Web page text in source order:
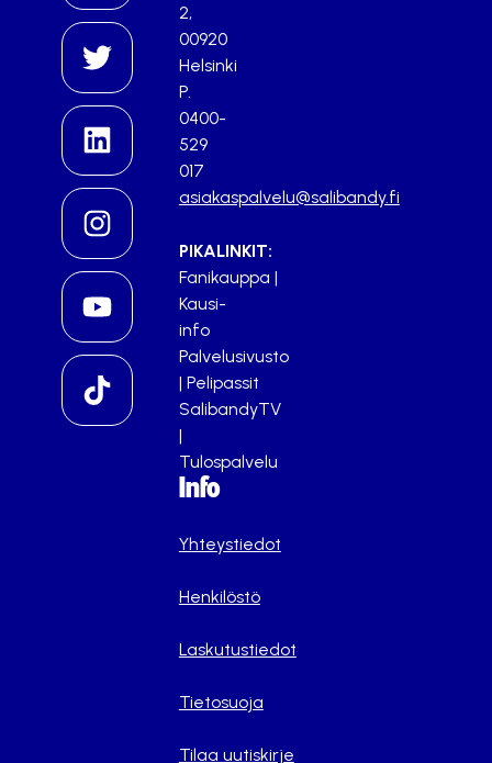
2,
00920
Helsinki
P.
0400-
529
017
asiakaspalvelu@salibandy.fi
PIKALINKIT:
Fanikauppa |
Kausi-
info
Palvelusivusto
| Pelipassit
SalibandyTV
|
Tulospalvelu
Info
Yhteystiedot
Henkilöstö
Laskutustiedot
Tietosuoja
Tilaa uutiskirje